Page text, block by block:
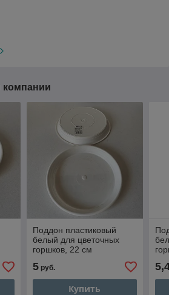
Поддон пластиковый
белый для цветочных
горшков, 22 см
5руб.
Купить